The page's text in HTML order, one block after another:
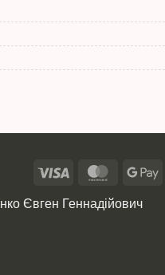
Євген Геннадійович